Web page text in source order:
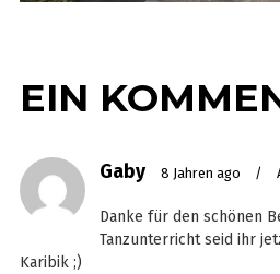
EIN
Gaby 8 Jahren ago /
Danke für den schönen
Tanzunterricht seid ihr
Karibik ;)